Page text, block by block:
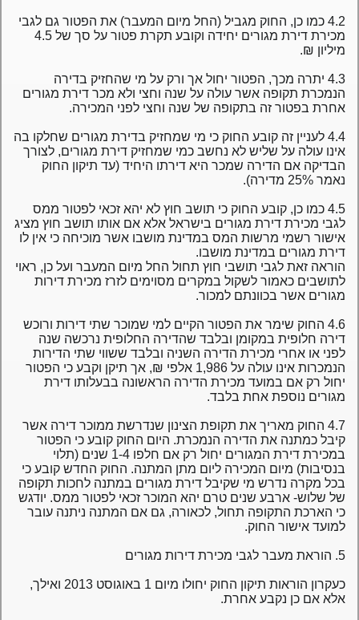
4.2 כמו כן, החוק מגביל (החל מיום המעבר) את הפטור גם לגבי
מכירת דירת מגורים יחידה וקובע תקרת פטור על סך של 4.5
מיליון ₪.
4.3 יתרה מכך, הפטור יחול אך ורק על מי שהחזיק בדירה
הנמכרת תקופה אשר עולה על שנה וחצי ולא מכר דירת מגורים
אחרת בפטור זה בתקופה של שנה וחצי לפני המכירה.
4.4 לעניין זה קובע החוק כי מי שמחזיק בדירת מגורים שחלקו בה
אינו עולה על שליש לא נחשב כמי שמחזיק דירת מגורים, לצורך
הבדיקה אם הדירה שמכר היא דירתו היחיד (עד תיקון החוק
נאמר 25% מדירה).
4.5 כמו כן, קובע החוק כי תושב חוץ לא יהא זכאי לפטור ממס
לגבי מכירת דירת מגורים בישראל אלא אם אותו תושב חוץ מציג
אישור רשמי מרשות המס במדינת מושבו אשר מוכיחה כי אין לו
דירת מגורים במדינת מושבו.
הוראה זאת לגבי תושבי חוץ תחול החל מיום המעבר ועל כן, ראוי
לתושבים כאמור לשקול במקרים מסוימים לזרז מכירת דירות
מגורים אשר בכוונתם למכור.
4.6 החוק שימר את הפטור הקיים למי שמוכר שתי דירות ורוכש
דירה חלופית במקומן ובלבד שהדירה החלופית נרכשה שנה
לפני או אחרי מכירת הדירה השניה ובלבד ששווי שתי הדירות
הנמכרות אינו עולה על 1,986 אלפי ₪, אך תיקן וקבע כי הפטור
יחול רק אם במועד מכירת הדירה הראשונה בבעלותו דירת
מגורים נוספת אחת בלבד.
4.7 החוק מאריך את תקופת הצינון שנדרשת ממוכר דירה אשר
קיבל כמתנה את הדירה הנמכרת. היום החוק קובע כי הפטור
במכירת דירת המגורים יחול רק אם חלפו 1-4 שנים (תלוי
בנסיבות) מיום המכירה ליום מתן המתנה. החוק החדש קובע כי
בכל מקרה נדרש מי שקיבל דירת מגורים במתנה לחכות תקופה
של שלוש- ארבע שנים טרם יהא המוכר זכאי לפטור ממס. יודגש
כי הארכת התקופה תחול, לכאורה, גם אם המתנה ניתנה עובר
למועד אישור החוק.
5. הוראת מעבר לגבי מכירת דירות מגורים
כעקרון הוראות תיקון החוק יחולו מיום 1 באוגוסט 2013 ואילך,
אלא אם כן נקבע אחרת.